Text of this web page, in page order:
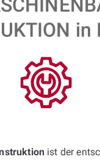
ist der